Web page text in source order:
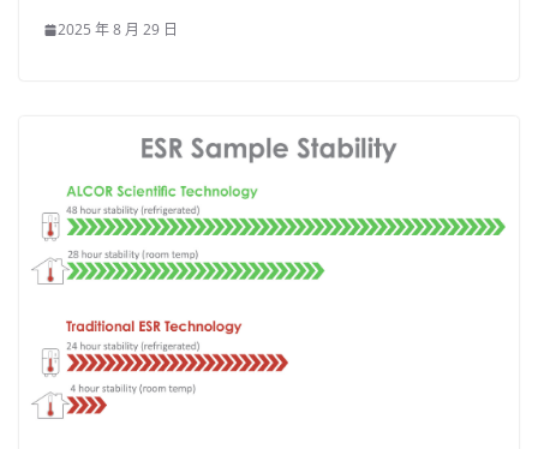
2025 年 8 月 29 日